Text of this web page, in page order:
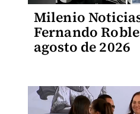
Milenio
Fernando
agosto de 2026